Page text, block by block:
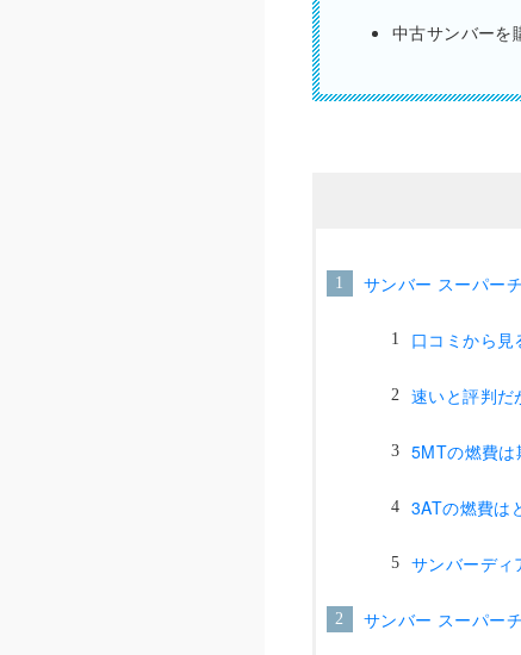
中古サンバーを
サンバー スーパー
口コミから見
速いと評判だ
5MTの燃費は
3ATの燃費は
サンバーディ
サンバー スーパー